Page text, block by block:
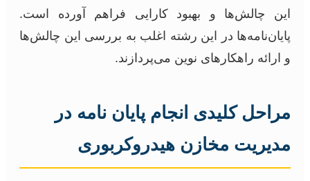
این چالش‌ها و بهبود کارایی فراهم آورده است.
پایان‌نامه‌ها در این رشته اغلب به بررسی این چالش‌ها
و ارائه راهکارهای نوین می‌پردازند.
مراحل کلیدی انجام پایان نامه در
مدیریت مخازن هیدروکربوری